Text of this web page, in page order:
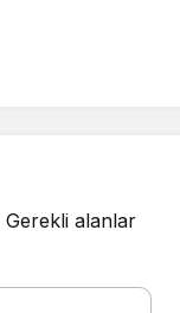
Gerekli alanlar